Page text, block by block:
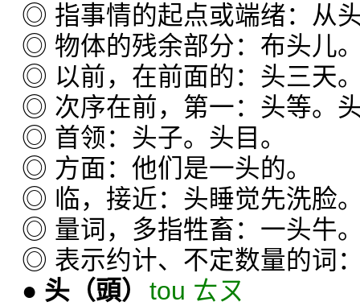
◎ 指事情的起点或端绪：从
◎ 物体的残余部分：布头儿
◎ 以前，在前面的：头三天
◎ 次序在前，第一：头等。
◎ 首领：头子。头目。
◎ 方面：他们是一头的。
◎ 临，接近：头睡觉先洗脸
◎ 量词，多指牲畜：一头牛
◎ 表示约计、不定数量的词
● 头 （頭） tou ㄊㄡ